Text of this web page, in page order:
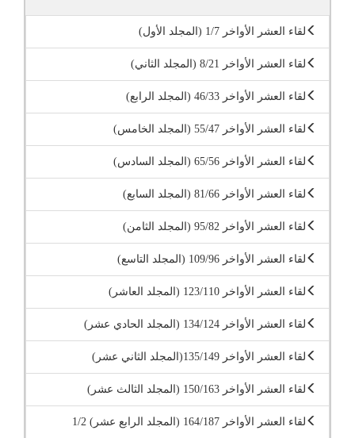
لقاء العشر الأواخر 1/7 (المجلد الأول)
لقاء العشر الأواخر 8/21 (المجلد الثاني)
لقاء العشر الأواخر 46/33 (المجلد الرابع)
لقاء العشر الأواخر 55/47 (المجلد الخامس)
لقاء العشر الأواخر 65/56 (المجلد السادس)
لقاء العشر الأواخر 81/66 (المجلد السابع)
لقاء العشر الأواخر 95/82 (المجلد الثامن)
لقاء العشر الأواخر 109/96 (المجلد التاسع)
لقاء العشر الأواخر 123/110 (المجلد العاشر)
لقاء العشر الأواخر 134/124 (المجلد الحادي عشر)
لقاء العشر الأواخر 135/149(المجلد الثاني عشر)
لقاء العشر الأواخر 150/163 (المجلد الثالث عشر)
لقاء العشر الأواخر 164/187 (المجلد الرابع عشر) 1/2